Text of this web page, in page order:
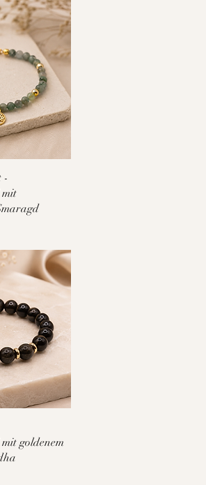
-
goldenem